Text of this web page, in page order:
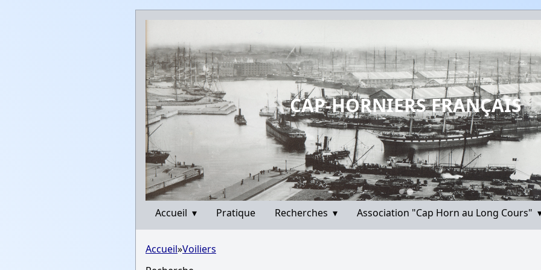
CAP-HORNIERS FRANÇAIS
Accueil ▾ Pratique Recherches ▾ Association "Cap Horn au Long Cours"
Accueil»Voiliers